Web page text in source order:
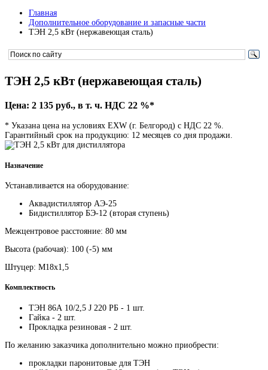
Главная
Дополнительное оборудование и запасные части
ТЭН 2,5 кВт (нержавеющая сталь)
ТЭН 2,5 кВт (нержавеющая сталь)
Цена: 2 135 руб., в т. ч. НДС 22 %*
* Указана цена на условиях EXW (г. Белгород) с НДС 22 %.
Гарантийный срок на продукцию: 12 месяцев со дня продажи.
Назначение
Устанавливается на оборудование:
Аквадистиллятор АЭ-25
Бидистиллятор БЭ-12 (вторая ступень)
Межцентровое расстояние: 80 мм
Высота (рабочая): 100 (-5) мм
Штуцер: М18х1,5
Комплектность
ТЭН 86А 10/2,5 J 220 РБ - 1 шт.
Гайка - 2 шт.
Прокладка резиновая - 2 шт.
По желанию заказчика дополнительно можно приобрести:
прокладки паронитовые для ТЭН